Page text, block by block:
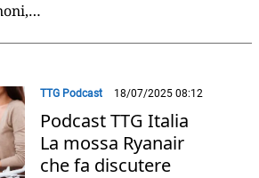
TTG Podcast 18/07/2025 08:12
Podcast TTG Italia
La mossa Ryanair
che fa discutere